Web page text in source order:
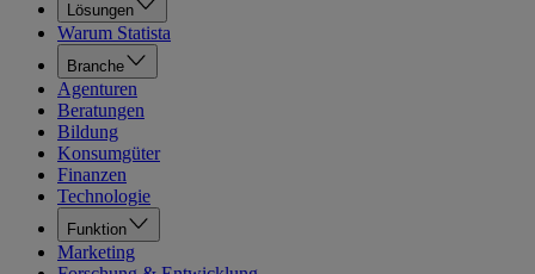
Lösungen
Warum Statista
Branche
Agenturen
Beratungen
Bildung
Konsumgüter
Finanzen
Technologie
Funktion
Marketing